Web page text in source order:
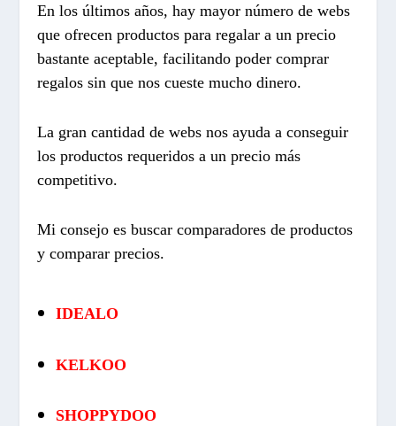
En los últimos años, hay mayor número de webs
que ofrecen productos para regalar a un precio
bastante aceptable, facilitando poder comprar
regalos sin que nos cueste mucho dinero.
La gran cantidad de webs nos ayuda a conseguir
los productos requeridos a un precio más
competitivo.
Mi consejo es buscar comparadores de productos
y comparar precios.
IDEALO
KELKOO
SHOPPYDOO